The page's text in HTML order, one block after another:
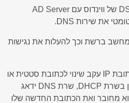
מבוקשת, כאשר קיים שרת DS של ווינדוס עם AD Server
ברשת וכך להעלות את נגישות
כמו כן, אם מחשב מחליף כתובת IP עקב שינוי לכתובת סטטית או
עקב תהליך של חידוש רישיון בשרת DHCP, שרת DNS ידאג
מחובר ואת הכתובת החדשה שלו